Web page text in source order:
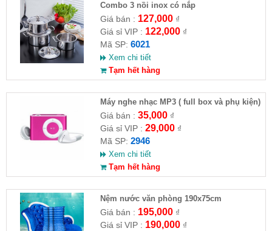
Combo 3 nồi inox có nắp
Giá bán : 127,000₫
Giá sỉ VIP : 122,000₫
Mã SP: 6021
Xem chi tiết
Tạm hết hàng
Máy nghe nhạc MP3 ( full box và phụ kiện)
Giá bán : 35,000₫
Giá sỉ VIP : 29,000₫
Mã SP: 2946
Xem chi tiết
Tạm hết hàng
Nệm nước văn phòng 190x75cm
Giá bán : 195,000₫
Giá sỉ VIP : 190,000₫